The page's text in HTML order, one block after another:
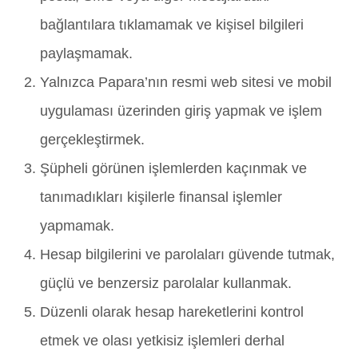
bağlantılara tıklamamak ve kişisel bilgileri
paylaşmamak.
Yalnızca Papara’nın resmi web sitesi ve mobil
uygulaması üzerinden giriş yapmak ve işlem
gerçekleştirmek.
Şüpheli görünen işlemlerden kaçınmak ve
tanımadıkları kişilerle finansal işlemler
yapmamak.
Hesap bilgilerini ve parolaları güvende tutmak,
güçlü ve benzersiz parolalar kullanmak.
Düzenli olarak hesap hareketlerini kontrol
etmek ve olası yetkisiz işlemleri derhal